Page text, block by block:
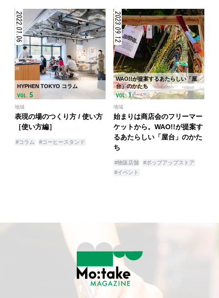
2022.01.06
HYPHEN TOKYO コラム
VOL.5
地域
表現の場のつくり方 / 使い方
［使い方編］
#コラム #コーヒースタンド
2023.09.12
WAO!!が提案するあたらしい「屋
台」のかたち
VOL.1
地域
始まりは商店会のフリーマー
ケットから。WAO!!が提案す
るあたらしい「屋台」のかた
ち
#物販店舗
#ポップアップストア
#イベント